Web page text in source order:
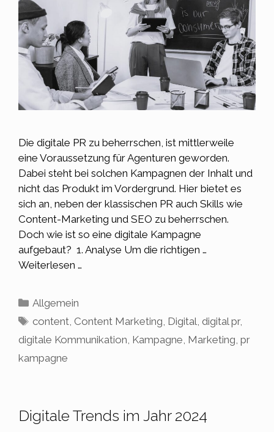
Die digitale PR zu beherrschen, ist mittlerweile
eine Voraussetzung für Agenturen geworden.
Dabei steht bei solchen Kampagnen der Inhalt und
nicht das Produkt im Vordergrund. Hier bietet es
sich an, neben der klassischen PR auch Skills wie
Content-Marketing und SEO zu beherrschen.
Doch wie ist so eine digitale Kampagne
aufgebaut? 1. Analyse Um die richtigen …
Weiterlesen …
Kategorien
Allgemein
Schlagwörter
content, Content Marketing, Digital,digital pr,
digitale Kommunikation, Kampagne, Marketing, pr
kampagne
Digitale Trends im Jahr 2024